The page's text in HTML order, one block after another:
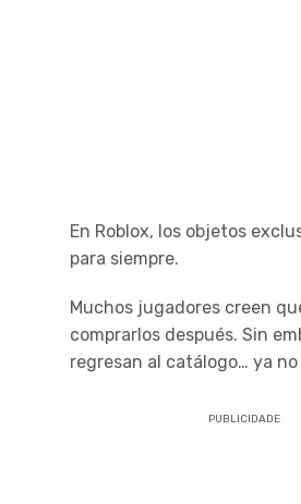
En Roblox, los objetos
para siempre.
Muchos jugadores creen
comprarlos después. Sin
regresan al catálogo… ya
PUBLICIDADE